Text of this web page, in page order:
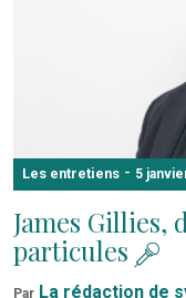
Les entretiens - 5
James Gillies,
particules
Par La rédaction de